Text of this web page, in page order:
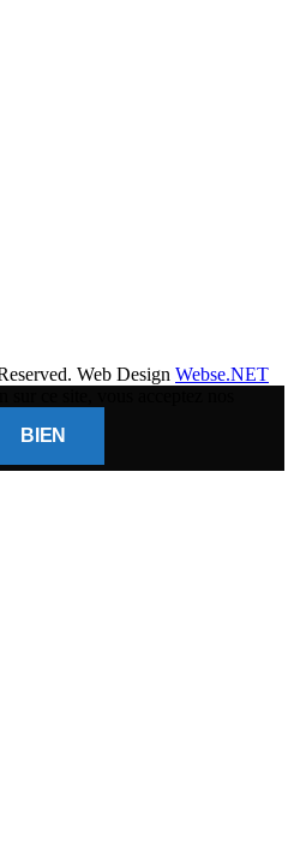
Web Design Webse.NET
BIEN